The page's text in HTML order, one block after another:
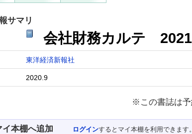
サマリ
会社財務カルテ
東洋経済新報社
2020.9
※この書誌は予
イ本棚へ追加 ログインするとマイ本棚を利用できます。